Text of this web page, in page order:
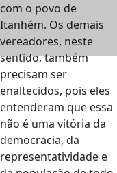
com o povo de
Itanhém. Os demais
vereadores, neste
sentido, também
precisam ser
enaltecidos, pois eles
entenderam que essa
não é uma vitória da
democracia, da
representatividade e